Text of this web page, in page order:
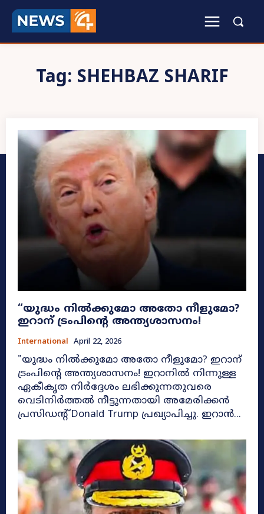
Tag: SHEHBAZ SHARIF
“യുദ്ധം നിൽക്കുമോ അതോ നീളുമോ?
ഇറാന് ട്രംപിന്റെ അന്ത്യശാസനം!
International April 22, 2026
"യുദ്ധം നിൽക്കുമോ അതോ നീളുമോ? ഇറാന്
ട്രംപിന്റെ അന്ത്യശാസനം! ഇറാനിൽ നിന്നുള്ള
ഏകീകൃത നിർദ്ദേശം ലഭിക്കുന്നതുവരെ
വെടിനിർത്തൽ നീട്ടുന്നതായി അമേരിക്കൻ
പ്രസിഡന്റ് Donald Trump പ്രഖ്യാപിച്ചു. ഇറാൻ...